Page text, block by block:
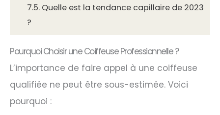
7.5. Quelle est la tendance capillaire de 2023
?
Pourquoi Choisir une Coiffeuse Professionnelle ?
L’importance de faire appel à une coiffeuse
qualifiée ne peut être sous-estimée. Voici
pourquoi :